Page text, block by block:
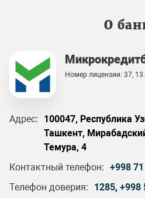
О
Номер лицензии: 37,
Адрес:
100047, Республика
Ташкент,
Темура, 4
Контактный телефон: +998
Телефон доверия:
1285, +998